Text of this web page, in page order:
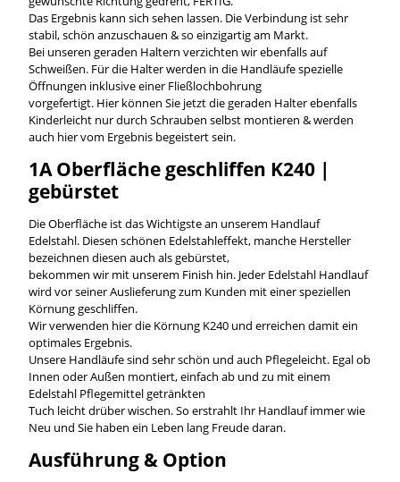
Das Ergebnis kann sich sehen lassen. Die Verbindung ist sehr
stabil, schön anzuschauen & so einzigartig am Markt.
Bei unseren geraden Haltern verzichten wir ebenfalls auf
Schweißen. Für die Halter werden in die Handläufe spezielle
Öffnungen inklusive einer Fließlochbohrung
vorgefertigt. Hier können Sie jetzt die geraden Halter ebenfalls
Kinderleicht nur durch Schrauben selbst montieren & werden
auch hier vom Ergebnis begeistert sein.
1A Oberfläche geschliffen K240 |
gebürstet
Die Oberfläche ist das Wichtigste an unserem Handlauf
Edelstahl. Diesen schönen Edelstahleffekt, manche Hersteller
bezeichnen diesen auch als gebürstet,
bekommen wir mit unserem Finish hin. Jeder Edelstahl Handlauf
wird vor seiner Auslieferung zum Kunden mit einer speziellen
Körnung geschliffen.
Wir verwenden hier die Körnung K240 und erreichen damit ein
optimales Ergebnis.
Unsere Handläufe sind sehr schön und auch Pflegeleicht. Egal ob
Innen oder Außen montiert, einfach ab und zu mit einem
Edelstahl Pflegemittel getränkten
Tuch leicht drüber wischen. So erstrahlt Ihr Handlauf immer wie
Neu und Sie haben ein Leben lang Freude daran.
Ausführung & Option